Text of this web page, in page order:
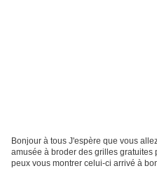
Bonjour à tous J'espère que vous
amusée à broder des grilles gratuites
peux vous montrer celui-ci arrivé à